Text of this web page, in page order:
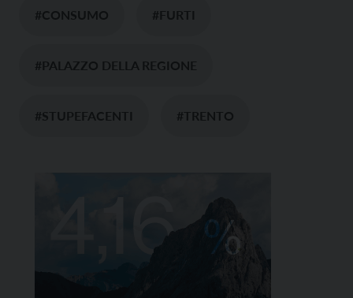
#CONSUMO #FURTI
#PALAZZO DELLA REGIONE
#STUPEFACENTI #TRENTO